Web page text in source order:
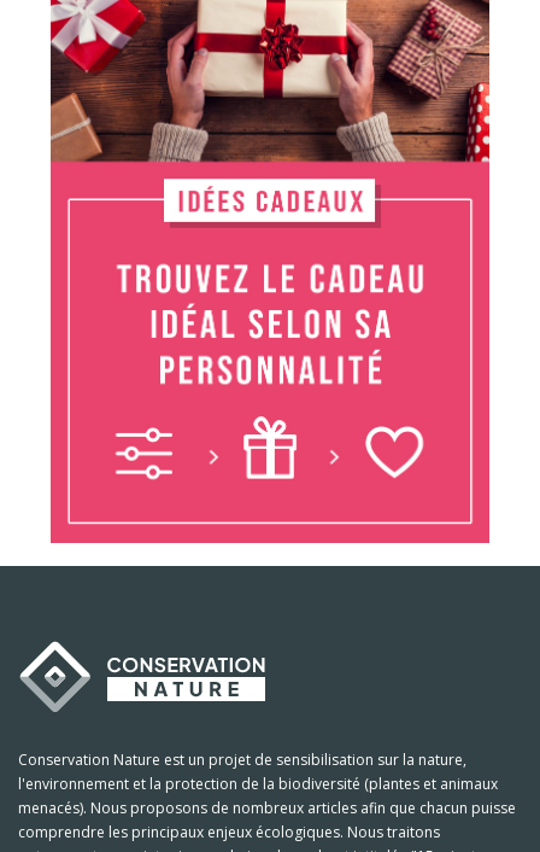
Conservation Nature est un projet de sensibilisation sur la nature,
l'environnement et la protection de la biodiversité (plantes et animaux
menacés). Nous proposons de nombreux articles afin que chacun puisse
comprendre les principaux enjeux écologiques. Nous traitons